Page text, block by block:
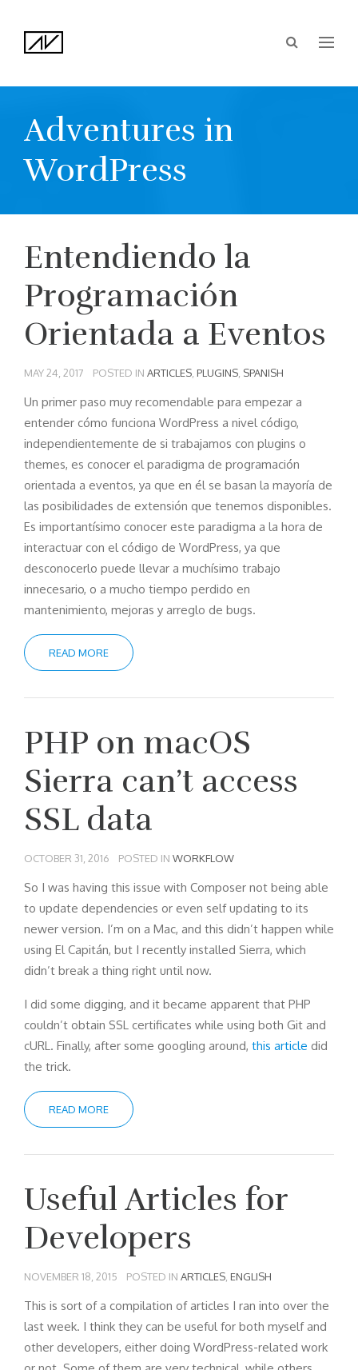
Adventures in
WordPress
Entendiendo la
Programación
Orientada a Eventos
MAY 24, 2017 POSTED IN ARTICLES, PLUGINS, SPANISH
Un primer paso muy recomendable para empezar a
entender cómo funciona WordPress a nivel código,
independientemente de si trabajamos con plugins o
themes, es conocer el paradigma de programación
orientada a eventos, ya que en él se basan la mayoría de
las posibilidades de extensión que tenemos disponibles.
Es importantísimo conocer este paradigma a la hora de
interactuar con el código de WordPress, ya que
desconocerlo puede llevar a muchísimo trabajo
innecesario, o a mucho tiempo perdido en
mantenimiento, mejoras y arreglo de bugs.
READ MORE
PHP on macOS
Sierra can’t access
SSL data
OCTOBER 31, 2016 POSTED IN WORKFLOW
So I was having this issue with Composer not being able
to update dependencies or even self updating to its
newer version. I’m on a Mac, and this didn’t happen while
using El Capitán, but I recently installed Sierra, which
didn’t break a thing right until now.
I did some digging, and it became apparent that PHP
couldn’t obtain SSL certificates while using both Git and
cURL. Finally, after some googling around, this article did
the trick.
READ MORE
Useful Articles for
Developers
NOVEMBER 18, 2015 POSTED IN ARTICLES, ENGLISH
This is sort of a compilation of articles I ran into over the
last week. I think they can be useful for both myself and
other developers, either doing WordPress-related work